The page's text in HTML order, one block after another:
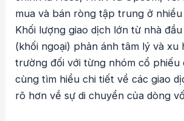
mua và bán ròng tập trung ở
Khối lượng giao dịch lớn từ nhà
(khối ngoại) phản ánh tâm lý và xu
trường đối với từng nhóm cổ phiếu
cùng tìm hiểu chi tiết về các giao
rõ hơn về sự di chuyển của dòng